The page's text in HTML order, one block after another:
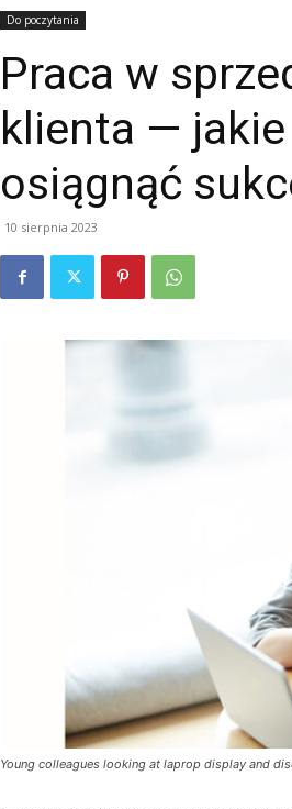
Do poczytania
Praca w
klienta —
osiągnąć
10 sierpnia 2023
Young colleagues looking at laprop display and